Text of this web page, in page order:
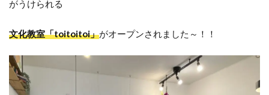
がうけられる
文化教室「toitoitoi」がオープンされました～！！